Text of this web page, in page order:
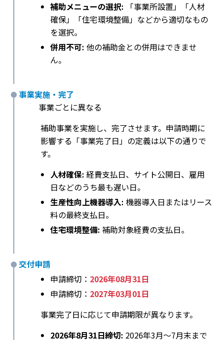
補助メニューの選択: 「事業所設置」「人材
確保」「住宅環境整備」などから適切なもの
を選択。
併用不可: 他の補助金との併用はできませ
ん。
事業実施・完了
事業ごとに異なる
補助事業を実施し、完了させます。申請時期に
影響する「事業完了日」の定義は以下の通りで
す。
人材確保: 経費支払日、サイト公開日、雇用
日などのうち最も遅い日。
生産性向上機器導入: 機器導入日またはリース
料の最終支払日。
住宅環境整備: 補助対象経費の支払日。
交付申請
申請締切： 2026年08月31日
申請締切： 2027年03月01日
事業完了日に応じて申請期限が異なります。
2026年8月31日締切: 2026年3月〜7月末まで